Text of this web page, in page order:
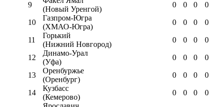
9
(Новый Уренгой)
0 0 0 0
10
Газпром-Югра
(ХМАО-Югра)
0 0 0 0
11
Горький
(Нижний Новгород)
0 0 0 0
12
Динамо-Урал
(Уфа)
0 0 0 0
13
Оренбуржье
(Оренбург)
0 0 0 0
14
Кузбасс
(Кемерово)
0 0 0 0